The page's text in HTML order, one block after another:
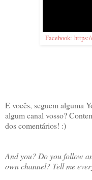
Facebook:
E vocês, seguem alguma
algum canal vosso?
dos comentários! :)
And you? Do you follow
own channel? Tell me